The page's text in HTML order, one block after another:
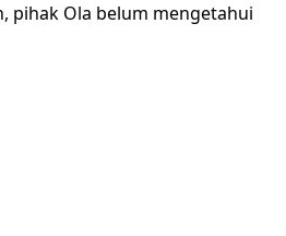
pihak Ola belum mengetahui